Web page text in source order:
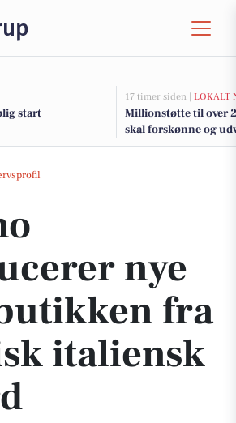
start
17 timer siden | LOKALT
Millionstøtte til over
skal forskønne og
Kommunes mindre
nye vine i butikken fra historisk italiensk
nye
fra
italiensk